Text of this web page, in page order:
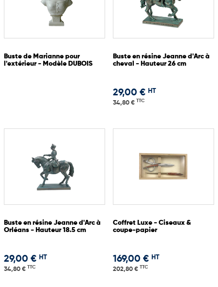
Buste de Marianne pour
l'extérieur - Modèle DUBOIS
Buste en résine Jeanne d'Arc à
cheval - Hauteur 26 cm
29,00 € HT
34,80 € TTC
Buste en résine Jeanne d'Arc à
Orléans - Hauteur 18.5 cm
29,00 € HT
34,80 € TTC
Coffret Luxe - Ciseaux &
coupe-papier
169,00 € HT
202,80 € TTC